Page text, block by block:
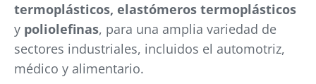
termoplásticos, elastómeros termoplásticos
y poliolefinas, para una amplia variedad de
sectores industriales, incluidos el automotriz,
médico y alimentario.